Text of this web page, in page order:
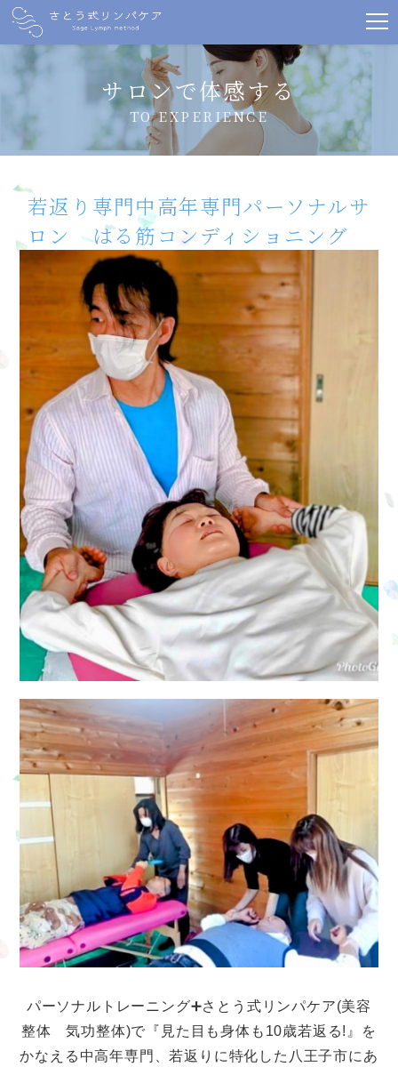
サロンで体感する
TO EXPERIENCE
若返り専門中高年専門パーソナルサ
ロン はる筋コンディショニング
パーソナルトレーニング➕さとう式リンパケア(美容
整体 気功整体)で『見た目も身体も10歳若返る!』を
かなえる中高年専門、若返りに特化した八王子市にあ